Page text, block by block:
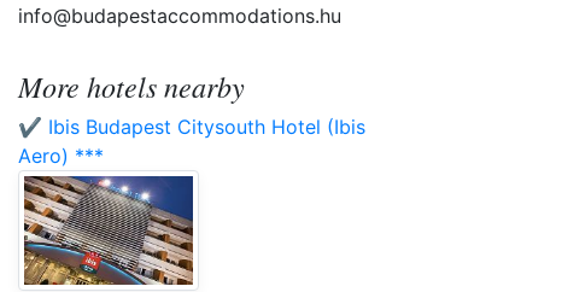
info@budapestaccommodations.hu
More hotels nearby
✔️ Ibis Budapest Citysouth Hotel (Ibis
Aero) ***